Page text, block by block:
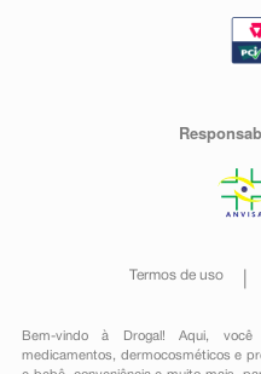
Termos de uso
Bem-vindo à Drogal! Aqui,
medicamentos , dermocosméticos e